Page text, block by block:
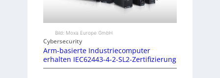
Bild: Moxa Europe GmbH
Cybersecurity
Arm-basierte Industriecomputer
erhalten IEC62443-4-2-SL2-Zertifizierung